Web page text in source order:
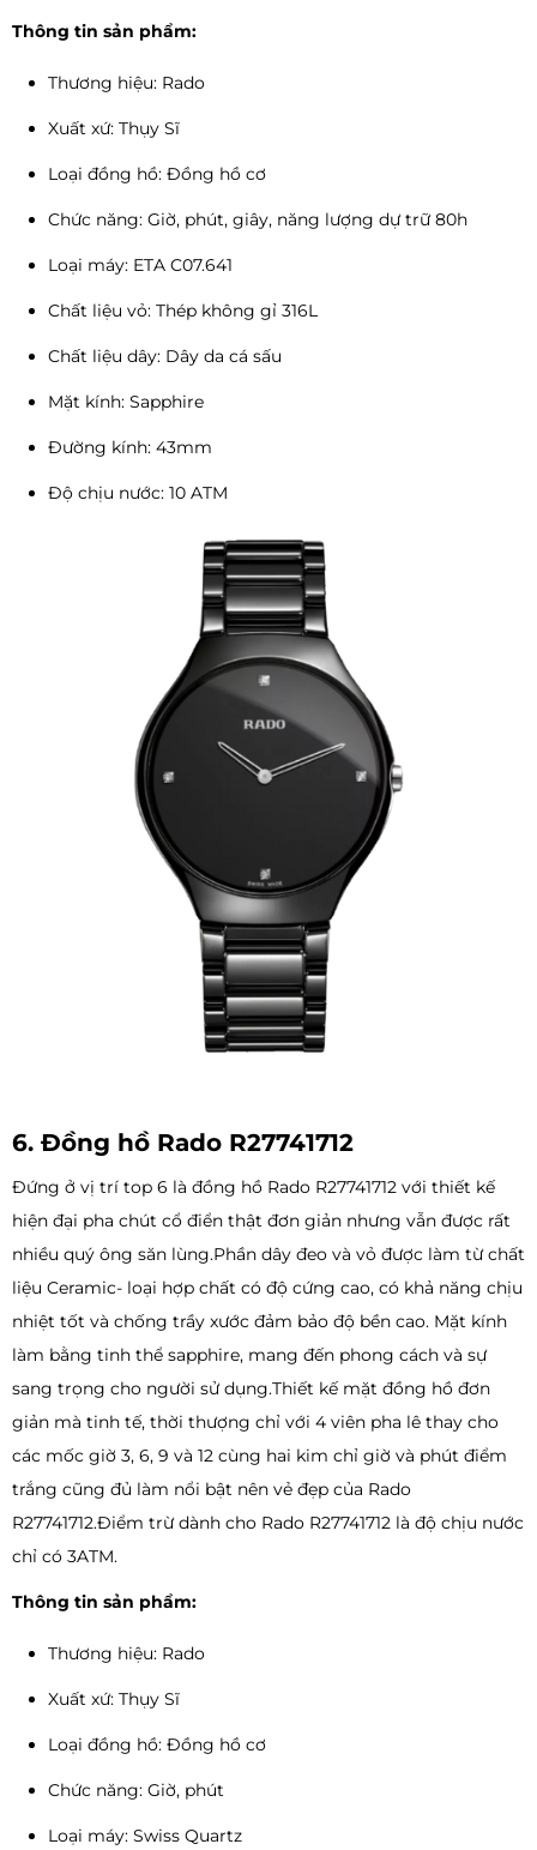
Thông tin sản phẩm:
Thương hiệu: Rado
Xuất xứ: Thụy Sĩ
Loại đồng hồ: Đồng hồ cơ
Chức năng: Giờ, phút, giây, năng lượng dự trữ 80h
Loại máy: ETA C07.641
Chất liệu vỏ: Thép không gỉ 316L
Chất liệu dây: Dây da cá sấu
Mặt kính: Sapphire
Đường kính: 43mm
Độ chịu nước: 10 ATM
6. Đồng hồ Rado R27741712
Đứng ở vị trí top 6 là đồng hồ Rado R27741712 với thiết kế
hiện đại pha chút cổ điển thật đơn giản nhưng vẫn được rất
nhiều quý ông săn lùng.Phần dây đeo và vỏ được làm từ chất
liệu Ceramic- loại hợp chất có độ cứng cao, có khả năng chịu
nhiệt tốt và chống trầy xước đảm bảo độ bền cao. Mặt kính
làm bằng tinh thể sapphire, mang đến phong cách và sự
sang trọng cho người sử dụng.Thiết kế mặt đồng hồ đơn
giản mà tinh tế, thời thượng chỉ với 4 viên pha lê thay cho
các mốc giờ 3, 6, 9 và 12 cùng hai kim chỉ giờ và phút điểm
trắng cũng đủ làm nổi bật nên vẻ đẹp của Rado
R27741712.Điểm trừ dành cho Rado R27741712 là độ chịu nước
chỉ có 3ATM.
Thông tin sản phẩm:
Thương hiệu: Rado
Xuất xứ: Thụy Sĩ
Loại đồng hồ: Đồng hồ cơ
Chức năng: Giờ, phút
Loại máy: Swiss Quartz